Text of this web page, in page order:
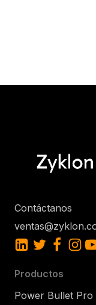
Contáctanos
Productos
Power Bullet Pro